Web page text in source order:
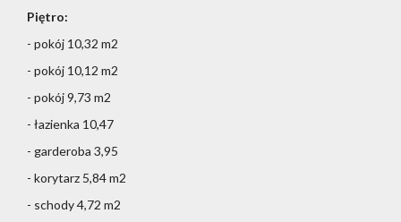
Piętro:
- pokój 10,32 m2
- pokój 10,12 m2
- pokój 9,73 m2
- łazienka 10,47
- garderoba 3,95
- korytarz 5,84 m2
- schody 4,72 m2